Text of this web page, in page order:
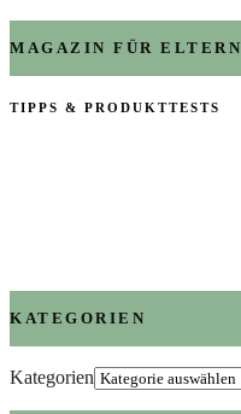
MAGAZIN FÜR
TIPPS & PRODUKTTESTS
KATEGORIEN
Kategorien